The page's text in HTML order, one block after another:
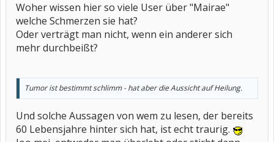
Woher wissen hier so viele User über "Mairae"
welche Schmerzen sie hat?
Oder verträgt man nicht, wenn ein anderer sich
mehr durchbeißt?
Tumor ist bestimmt schlimm - hat aber die Aussicht auf Heilung.
Und solche Aussagen von wem zu lesen, der bereits
60 Lebensjahre hinter sich hat, ist echt traurig.